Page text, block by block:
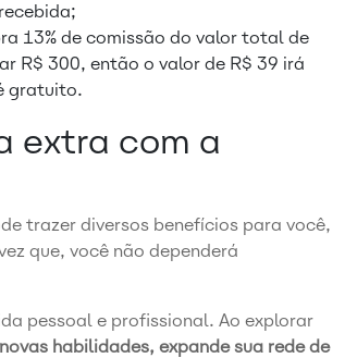
13% de comissão do valor total de
R$ 300, então o valor de R$ 39 irá
gratuito.
extra com a
trazer diversos benefícios para você,
que, você não dependerá
pessoal e profissional. Ao explorar
habilidades, expande sua rede de